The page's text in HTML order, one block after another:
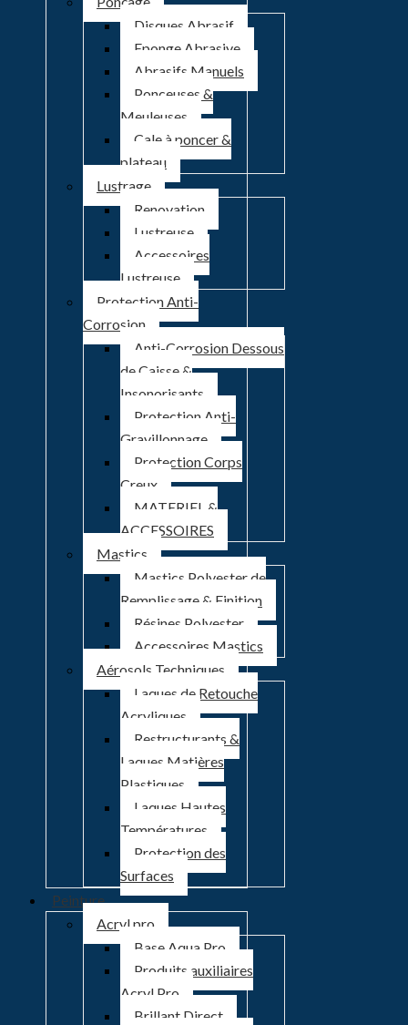
Disques Abrasif
Eponge Abrasive
Abrasifs Manuels
Ponceuses &
Meuleuses
Cale à poncer &
plateau
Lustrage
Renovation
Lustreuse
Accessoires
Lustreuse
Protection Anti-
Corrosion
Anti-Corrosion Dessous
de Caisse &
Insonorisants
Protection Anti-
Gravillonnage
Protection Corps
Creux
MATERIEL &
ACCESSOIRES
Mastics
Mastics Polyester de
Remplissage & Finition
Résines Polyester
Accessoires Mastics
Aérosols Techniques
Laques de Retouche
Acryliques
Restructurants &
Laques Matières
Plastiques
Laques Hautes
Températures
Protection des
Surfaces
Peinture
Acryl pro
Base Aqua Pro
Produits auxiliaires
Acryl Pro
Brillant Direct